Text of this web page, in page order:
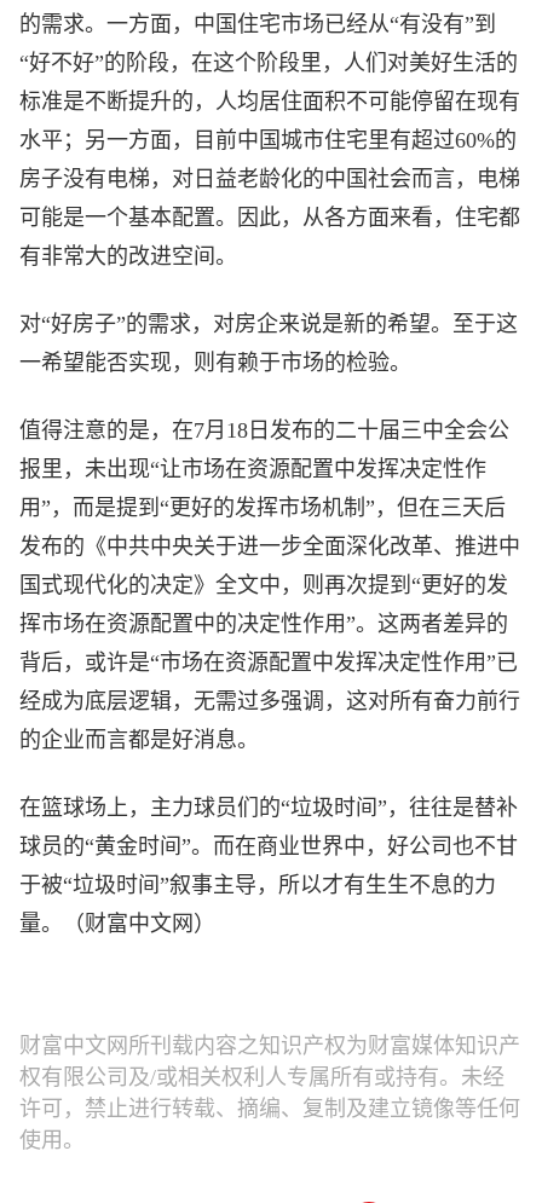
的需求。一方面，中国住宅市场已经从“有没有”到
“好不好”的阶段，在这个阶段里，人们对美好生活的
标准是不断提升的，人均居住面积不可能停留在现有
水平；另一方面，目前中国城市住宅里有超过60%的
房子没有电梯，对日益老龄化的中国社会而言，电梯
可能是一个基本配置。因此，从各方面来看，住宅都
有非常大的改进空间。
对“好房子”的需求，对房企来说是新的希望。至于这
一希望能否实现，则有赖于市场的检验。
值得注意的是，在7月18日发布的二十届三中全会公
报里，未出现“让市场在资源配置中发挥决定性作
用”，而是提到“更好的发挥市场机制”，但在三天后
发布的《中共中央关于进一步全面深化改革、推进中
国式现代化的决定》全文中，则再次提到“更好的发
挥市场在资源配置中的决定性作用”。这两者差异的
背后，或许是“市场在资源配置中发挥决定性作用”已
经成为底层逻辑，无需过多强调，这对所有奋力前行
的企业而言都是好消息。
在篮球场上，主力球员们的“垃圾时间”，往往是替补
球员的“黄金时间”。而在商业世界中，好公司也不甘
于被“垃圾时间”叙事主导，所以才有生生不息的力
量。（财富中文网）
财富中文网所刊载内容之知识产权为财富媒体知识产
权有限公司及/或相关权利人专属所有或持有。未经
许可，禁止进行转载、摘编、复制及建立镜像等任何
使用。